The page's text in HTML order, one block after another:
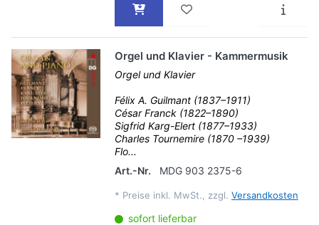
Orgel und Klavier - Kammermusik
Orgel und Klavier
Félix A. Guilmant (1837–1911)
César Franck (1822–1890)
Sigfrid Karg-Elert (1877–1933)
Charles Tournemire (1870 –1939)
Flo...
Art.-Nr.
MDG 903 2375-6
* Preise inkl. MwSt., zzgl. Versandkosten
sofort lieferbar